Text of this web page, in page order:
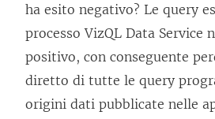
ha esito negativo? Le query
processo VizQL Data Service
positivo, con conseguente
diretto di tutte le query
origini dati pubblicate nelle